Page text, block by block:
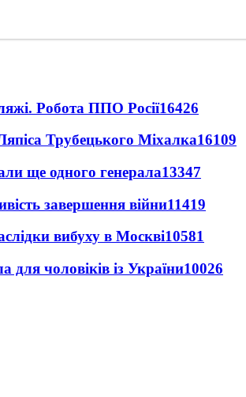
Робота ППО Росії16426
Трубецького Міхалка16109
ще одного генерала13347
завершення війни11419
вибуху в Москві10581
для чоловіків із України10026